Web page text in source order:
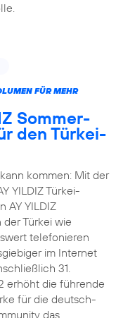
FÜR MEHR
Sommer-
den Türkei-
kommen: Mit der
YILDIZ Türkei-
AY YILDIZ
der Türkei wie
telefonieren
im Internet
31.
erhöht die führende
für die deutsch-
das